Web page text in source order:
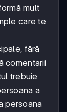
mult
care te
fără
comentarii
trebuie
a
persoana